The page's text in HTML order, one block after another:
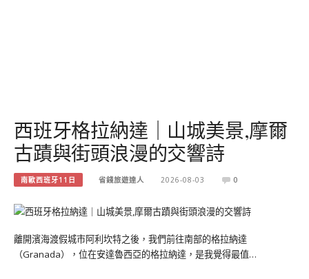
西班牙格拉納達｜山城美景,摩爾
古蹟與街頭浪漫的交響詩
南歐西班牙11日 省錢旅遊達人 2026-08-03 0
離開濱海渡假城市阿利坎特之後，我們前往南部的格拉納達
（Granada），位在安達魯西亞的格拉納達，是我覺得最值…